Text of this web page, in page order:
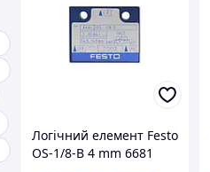
Логічний елемент Festo
OS-1/8-B 4 mm 6681